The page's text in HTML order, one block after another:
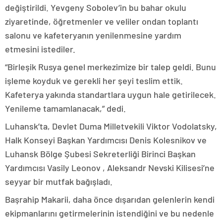
değiştirildi. Yevgeny Sobolev’in bu bahar okulu
ziyaretinde, öğretmenler ve veliler ondan toplantı
salonu ve kafeteryanın yenilenmesine yardım
etmesini istediler.
“Birleşik Rusya genel merkezimize bir talep geldi. Bunu
işleme koyduk ve gerekli her şeyi teslim ettik.
Kafeterya yakında standartlara uygun hale getirilecek.
Yenileme tamamlanacak,” dedi.
Luhansk’ta, Devlet Duma Milletvekili Viktor Vodolatsky,
Halk Konseyi Başkan Yardımcısı Denis Kolesnikov ve
Luhansk Bölge Şubesi Sekreterliği Birinci Başkan
Yardımcısı Vasily Leonov , Aleksandr Nevski Kilisesi’ne
seyyar bir mutfak bağışladı.
Başrahip Makarii, daha önce dışarıdan gelenlerin kendi
ekipmanlarını getirmelerinin istendiğini ve bu nedenle